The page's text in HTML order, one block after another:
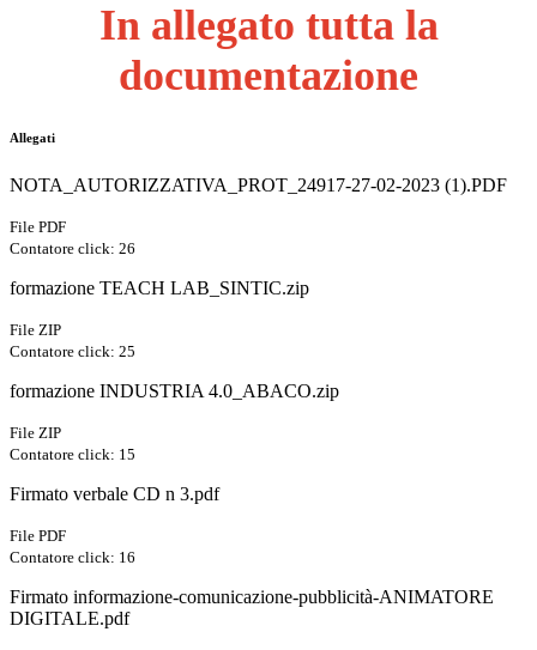
In allegato tutta la
documentazione
Allegati
NOTA_AUTORIZZATIVA_PROT_24917-27-02-2023 (1).PDF
File PDF
Contatore click: 26
formazione TEACH LAB_SINTIC.zip
File ZIP
Contatore click: 25
formazione INDUSTRIA 4.0_ABACO.zip
File ZIP
Contatore click: 15
Firmato verbale CD n 3.pdf
File PDF
Contatore click: 16
Firmato informazione-comunicazione-pubblicità-ANIMATORE
DIGITALE.pdf